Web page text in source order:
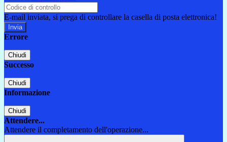
E-mail inviata, si prega di controllare la casella di posta elettronica!
Errore
Chiudi
Successo
Chiudi
Informazione
Chiudi
Attendere...
Attendere il completamento dell'operazione...